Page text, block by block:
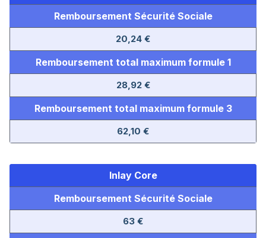
Remboursement Sécurité Sociale
20,24 €
Remboursement total maximum formule 1
28,92 €
Remboursement total maximum formule 3
62,10 €
Inlay Core
Remboursement Sécurité Sociale
63 €